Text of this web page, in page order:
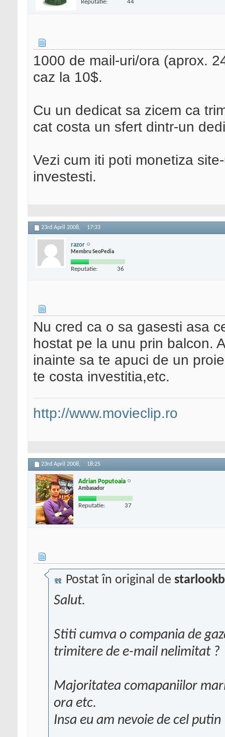
Reputatie: 44
1000 de mail-uri/ora (aprox.
caz la 10$.
Cu un dedicat sa zicem ca
cat costa un sfert dintr-un
Vezi cum iti poti monetiza
investesti.
23rd April 2008, 17:33
razor
Membru SeoPedia
Reputatie: 36
Nu cred ca o sa gasesti asa
hostat pe la unu prin balcon.
inainte sa te apuci de un
te costa investitia,etc.
http://www.movieclip.ro
23rd April 2008, 18:25
Adrian Poputoaia
Ambasador
Reputatie: 37
Postat în original de
Salut.
Stiti cumva o compania de
trimitere de e-mail nelimitat ?
Majoritatea comapaniilor
ora etc.
Insa eu am nevoie de cel